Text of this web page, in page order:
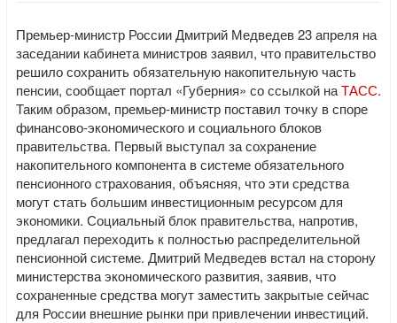
Премьер-министр России Дмитрий Медведев 23 апреля на
заседании кабинета министров заявил, что правительство
решило сохранить обязательную накопительную часть
пенсии, сообщает портал «Губерния» со ссылкой наТАСС.
Таким образом, премьер-министр поставил точку в споре
финансово-экономического и социального блоков
правительства. Первый выступал за сохранение
накопительного компонента в системе обязательного
пенсионного страхования, объясняя, что эти средства
могут стать большим инвестиционным ресурсом для
экономики. Социальный блок правительства, напротив,
предлагал переходить к полностью распределительной
пенсионной системе. Дмитрий Медведев встал на сторону
министерства экономического развития, заявив, что
сохраненные средства могут заместить закрытые сейчас
для России внешние рынки при привлечении инвестиций.